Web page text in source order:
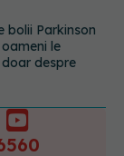
pentru
Corpul